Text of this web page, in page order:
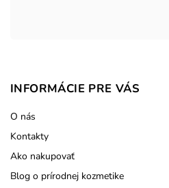
INFORMÁCIE PRE VÁS
O nás
Kontakty
Ako nakupovať
Blog o prírodnej kozmetike